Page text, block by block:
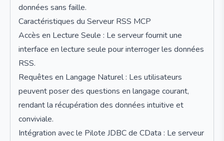
données sans faille.
Caractéristiques du Serveur RSS MCP
Accès en Lecture Seule : Le serveur fournit une
interface en lecture seule pour interroger les données
RSS.
Requêtes en Langage Naturel : Les utilisateurs
peuvent poser des questions en langage courant,
rendant la récupération des données intuitive et
conviviale.
Intégration avec le Pilote JDBC de CData : Le serveur